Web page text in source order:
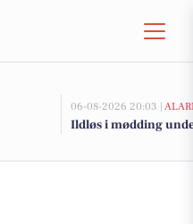
06-08-2026 20:03 |
Ildløs i mødding